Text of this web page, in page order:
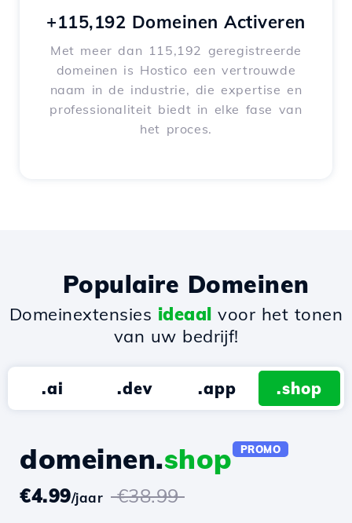
+115,192 Domeinen Activeren
Met meer dan 115,192 geregistreerde
domeinen is Hostico een vertrouwde
naam in de industrie, die expertise en
professionaliteit biedt in elke fase van
het proces.
Populaire Domeinen
Domeinextensies ideaal voor het tonen
van uw bedrijf!
.ai .dev .app .shop
domeinen.shop PROMO
€4.99/jaar €38.99